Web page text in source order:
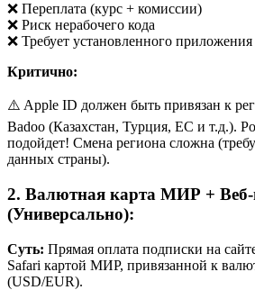
❌ Переплата (курс + комиссии)
❌ Риск нерабочего кода
❌ Требует установленного приложения
Критично:
⚠️ Apple ID должен быть привязан к
Badoo (Казахстан, Турция, ЕС и т.д.).
подойдет! Смена региона сложна
данных страны).
2. Валютная карта МИР + Веб-
(Универсально):
Суть: Прямая оплата подписки на
Safari картой МИР, привязанной к
(USD/EUR).